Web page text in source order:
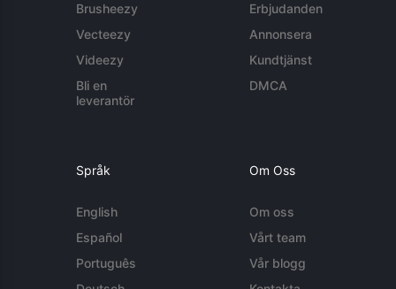
Brusheezy
Vecteezy
Videezy
Bli en
leverantör
Erbjudanden
Annonsera
Kundtjänst
DMCA
Språk
English
Español
Português
Om Oss
Om oss
Vårt team
Vår blogg